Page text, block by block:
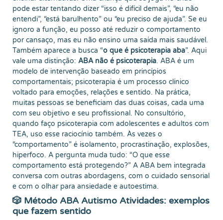
pode estar tentando dizer “isso é difícil demais”, “eu não
entendi”, “está barulhento” ou “eu preciso de ajuda”. Se eu
ignoro a função, eu posso até reduzir o comportamento
por cansaço, mas eu não ensino uma saída mais saudável.
Também aparece a busca “o que é psicoterapia aba”. Aqui
vale uma distinção: ABA não é psicoterapia. ABA é um
modelo de intervenção baseado em princípios
comportamentais; psicoterapia é um processo clínico
voltado para emoções, relações e sentido. Na prática,
muitas pessoas se beneficiam das duas coisas, cada uma
com seu objetivo e seu profissional. No consultório,
quando faço psicoterapia com adolescentes e adultos com
TEA, uso esse raciocínio também. Às vezes o
“comportamento” é isolamento, procrastinação, explosões,
hiperfoco. A pergunta muda tudo: “O que esse
comportamento está protegendo?” A ABA bem integrada
conversa com outras abordagens, com o cuidado sensorial
e com o olhar para ansiedade e autoestima.
🎲 Método ABA Autismo Atividades: exemplos
que fazem sentido